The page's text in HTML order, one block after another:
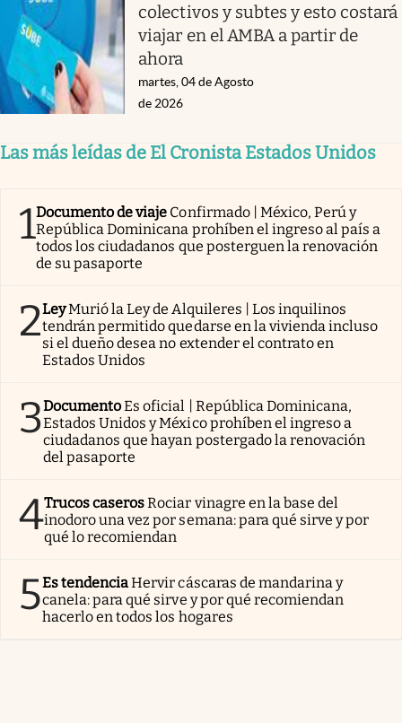
colectivos y subtes y esto costará
viajar en el AMBA a partir de
ahora
martes, 04 de Agosto
de 2026
Las más leídas de El Cronista Estados Unidos
1Documento de viaje Confirmado | México, Perú y
República Dominicana prohíben el ingreso al país a
todos los ciudadanos que posterguen la renovación
de su pasaporte
2LeyMurió la Ley de Alquileres | Los inquilinos
tendrán permitido quedarse en la vivienda incluso
si el dueño desea no extender el contrato en
Estados Unidos
3DocumentoEs oficial | República Dominicana,
Estados Unidos y México prohíben el ingreso a
ciudadanos que hayan postergado la renovación
del pasaporte
4Trucos caserosRociar vinagre en la base del
inodoro una vez por semana: para qué sirve y por
qué lo recomiendan
5Es tendenciaHervir cáscaras de mandarina y
canela: para qué sirve y por qué recomiendan
hacerlo en todos los hogares